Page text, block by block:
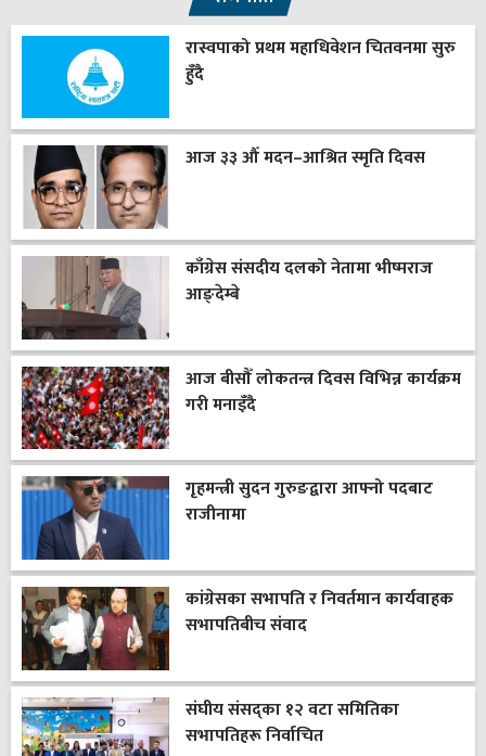
रास्वपाको प्रथम महाधिवेशन चितवनमा सुरु
हुँदै
आज ३३ औँ मदन–आश्रित स्मृति दिवस
काँग्रेस संसदीय दलको नेतामा भीष्मराज
आङ्देम्बे
आज बीसौँ लोकतन्त्र दिवस विभिन्न कार्यक्रम
गरी मनाइँदै
गृहमन्त्री सुदन गुरुङद्वारा आफ्नो पदबाट
राजीनामा
कांग्रेसका सभापति र निवर्तमान कार्यवाहक
सभापतिबीच संवाद
संघीय संसद्का १२ वटा समितिका
सभापतिहरू निर्वाचित